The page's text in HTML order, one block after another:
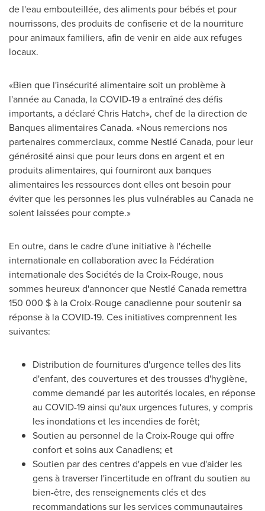
de l'eau embouteillée, des aliments pour bébés et pour
nourrissons, des produits de confiserie et de la nourriture
pour animaux familiers, afin de venir en aide aux refuges
locaux.
«Bien que l'insécurité alimentaire soit un problème à
l'année au Canada, la COVID-19 a entraîné des défis
importants, a déclaré Chris Hatch», chef de la direction de
Banques alimentairesCanada. «Nous remercions nos
partenaires commerciaux, comme Nestlé Canada, pour leur
générosité ainsi que pour leurs dons en argent et en
produits alimentaires, qui fourniront aux banques
alimentaires les ressources dont elles ont besoin pour
éviter que les personnes les plus vulnérables au Canada ne
soient laissées pour compte.»
En outre, dans le cadre d'une initiative à l'échelle
internationale en collaboration avec la Fédération
internationale des Sociétés de la Croix-Rouge, nous
sommes heureux d'annoncer que Nestlé Canada remettra
150 000 $ à la Croix-Rouge canadienne pour soutenir sa
réponse à la COVID-19. Ces initiatives comprennent les
suivantes:
Distribution de fournitures d'urgence telles des lits
d'enfant, des couvertures et des trousses d'hygiène,
comme demandé par les autorités locales, en réponse
au COVID-19 ainsi qu'aux urgences futures, y compris
les inondations et les incendies de forêt;
Soutien au personnel de la Croix-Rouge qui offre
confort et soins aux Canadiens; et
Soutien par des centres d'appels en vue d'aider les
gens à traverser l'incertitude en offrant du soutien au
bien-être, des renseignements clés et des
recommandations sur les services communautaires